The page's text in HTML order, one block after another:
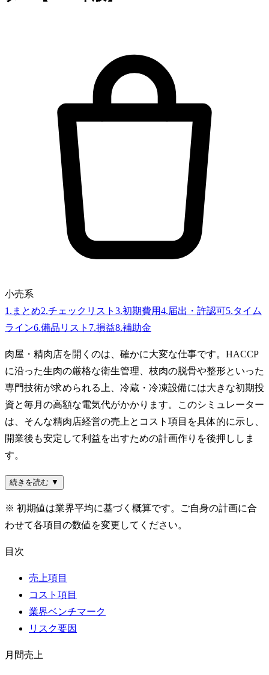
小売系
1 . まとめ2.チェックリスト 3.初期費用4.届出・許認可5.タイム
ライン6.備品リスト 7.損益8.補助金
肉屋・精肉店を開くのは、確かに大変な仕事です。HACCP
に沿った生肉の厳格な衛生管理、枝肉の脱骨や整形といった
専門技術が求められる上、冷蔵・冷凍設備には大きな初期投
資と毎月の高額な電気代がかかります。このシミュレーター
は、そんな精肉店経営の売上とコスト項目を具体的に示し、
開業後も安定して利益を出すための計画作りを後押ししま
す。
続きを読む ▼
※ 初期値は業界平均に基づく概算です。ご自身の計画に合
わせて各項目の数値を変更してください。
目次
売上項目
コスト項目
業界ベンチマーク
リスク要因
月間売上